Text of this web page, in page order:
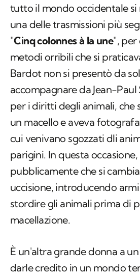
tutto il mondo occidentale si
una delle trasmissioni più
"Cinq colonnes à la une", per
metodi orribili che si
Bardot non si presentò da
accompagnare da Jean-
per i diritti degli animali, che
un macello e aveva
cui venivano sgozzati dli
parigini. In questa
pubblicamente che si
uccisione, introducendo
stordire gli animali prima di
macellazione.
È un'altra grande donna a
darle credito in un mondo